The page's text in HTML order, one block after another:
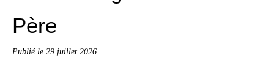
Père
Publié le 29 juillet 2026